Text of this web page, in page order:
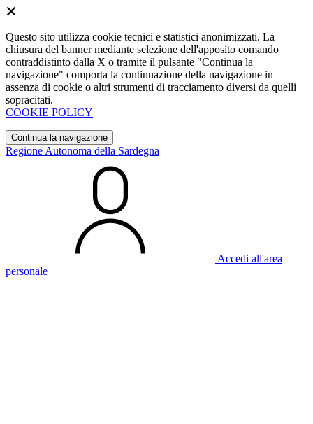
Questo sito utilizza cookie tecnici e statistici anonimizzati. La
chiusura del banner mediante selezione dell'apposito comando
contraddistinto dalla X o tramite il pulsante "Continua la
navigazione" comporta la continuazione della navigazione in
assenza di cookie o altri strumenti di tracciamento diversi da quelli
sopracitati.
COOKIE POLICY
Continua la navigazione
Regione Autonoma della Sardegna
Accedi all'area
personale